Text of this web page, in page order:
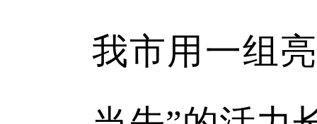
我市用一组